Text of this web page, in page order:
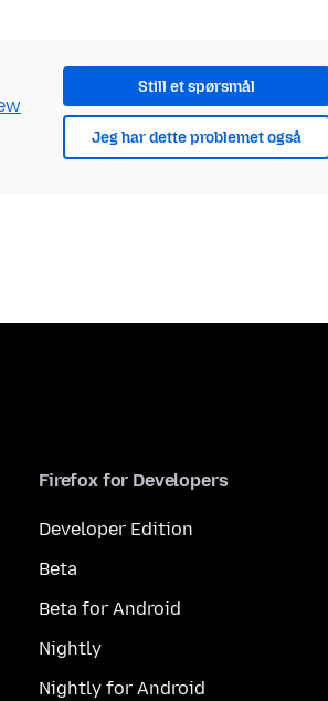
Still et spørsmål
Jeg har dette problemet også
Firefox for Developers
Developer Edition
Beta
Beta for Android
Nightly
Nightly for Android